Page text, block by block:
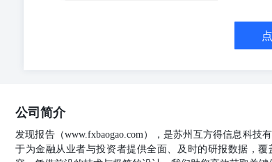
不当使用行为所造成的一切后果均不承担任何
究报告仅用于为投资人、发行人等授权使用方
报告，自行对投资行为和投资结果负责，东方
用或引用本报告，应转载本声明。并且，相关
址：北京市丰台区丽泽路 24 号院平安幸福中心
公司简介
发现报告（www.fxbaogao.com），是苏州互方得信息科技
于为金融从业者与投资者提供全面、及时的研报数据，